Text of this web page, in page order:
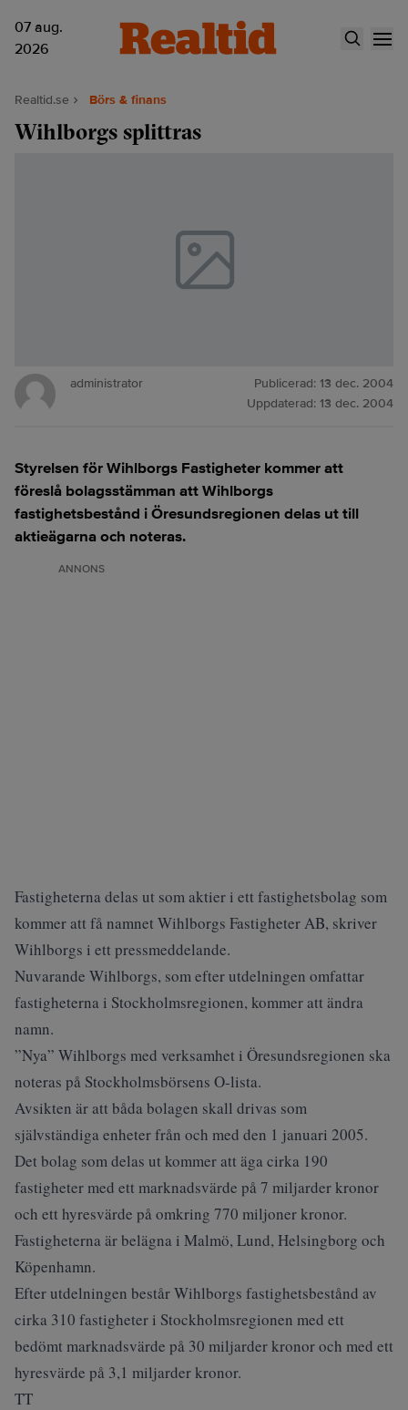
07 aug.
2026
Realtid.se Börs & finans
Wihlborgs splittras
administrator Publicerad: 13 dec. 2004
Uppdaterad: 13 dec. 2004
Styrelsen för Wihlborgs Fastigheter kommer att
föreslå bolagsstämman att Wihlborgs
fastighetsbestånd i Öresundsregionen delas ut till
aktieägarna och noteras.
ANNONS
Fastigheterna delas ut som aktier i ett fastighetsbolag som
kommer att få namnet Wihlborgs Fastigheter AB, skriver
Wihlborgs i ett pressmeddelande.
Nuvarande Wihlborgs, som efter utdelningen omfattar
fastigheterna i Stockholmsregionen, kommer att ändra
namn.
”Nya” Wihlborgs med verksamhet i Öresundsregionen ska
noteras på Stockholmsbörsens O-lista.
Avsikten är att båda bolagen skall drivas som
självständiga enheter från och med den 1 januari 2005.
Det bolag som delas ut kommer att äga cirka 190
fastigheter med ett marknadsvärde på 7 miljarder kronor
och ett hyresvärde på omkring 770 miljoner kronor.
Fastigheterna är belägna i Malmö, Lund, Helsingborg och
Köpenhamn.
Efter utdelningen består Wihlborgs fastighetsbestånd av
cirka 310 fastigheter i Stockholmsregionen med ett
bedömt marknadsvärde på 30 miljarder kronor och med ett
hyresvärde på 3,1 miljarder kronor.
TT